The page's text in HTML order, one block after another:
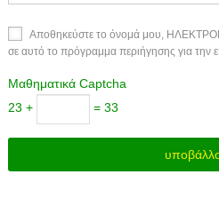
Αποθηκεύστε το όνομά μου,
σε αυτό το πρόγραμμα περιήγησης για
Μαθηματικά Captcha
23 +
= 33